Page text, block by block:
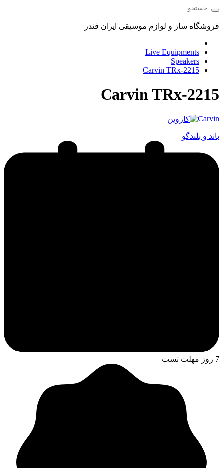
فروشگاه ساز و لوازم موسیقی ایران فندر
Live Equipments
Speakers
Carvin TRx-2215
Carvin TRx-2215
Carvin
باند و بلندگو
7 روز مهلت تست